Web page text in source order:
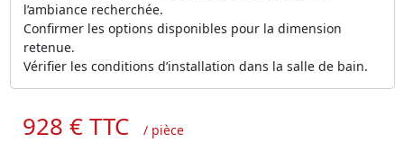
l’ambiance recherchée.
Confirmer les options disponibles pour la dimension
retenue.
Vérifier les conditions d’installation dans la salle de bain.
928 € TTC / pièce